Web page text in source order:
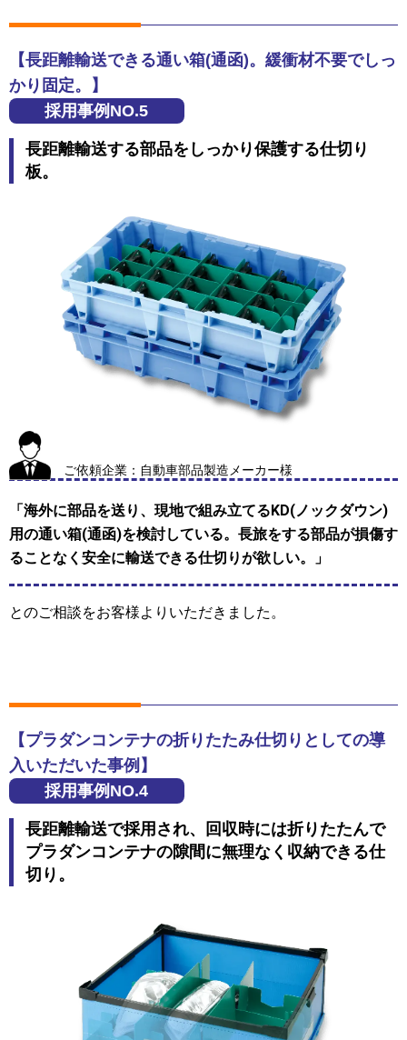
【長距離輸送できる通い箱(通函)。緩衝材不要でしっ
かり固定。】
採用事例NO.5
長距離輸送する部品をしっかり保護する仕切り
板。
ご依頼企業：自動車部品製造メーカー様
「海外に部品を送り、現地で組み立てるKD(ノックダウン)
用の通い箱(通函)を検討している。長旅をする部品が損傷す
ることなく安全に輸送できる仕切りが欲しい。」
とのご相談をお客様よりいただきました。
【プラダンコンテナの折りたたみ仕切りとしての導
入いただいた事例】
採用事例NO.4
長距離輸送で採用され、回収時には折りたたんで
プラダンコンテナの隙間に無理なく収納できる仕
切り。